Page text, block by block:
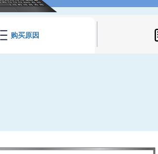
购买原因